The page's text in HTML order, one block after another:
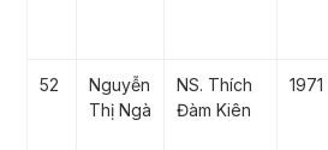
52
Nguyễn
Thị Ngà
NS. Thích
Đàm Kiên
1971